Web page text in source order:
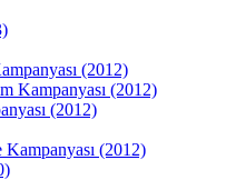
(2012)
Kampanyası (2012)
(2012)
(2012)